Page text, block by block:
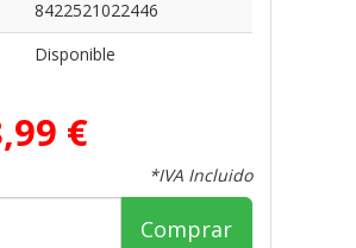
8422521022446
Disponible
€
*IVA Incluido
Comprar